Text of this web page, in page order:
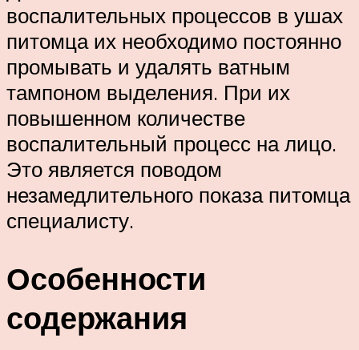
воспалительных процессов в ушах
питомца их необходимо постоянно
промывать и удалять ватным
тампоном выделения. При их
повышенном количестве
воспалительный процесс на лицо.
Это является поводом
незамедлительного показа питомца
специалисту.
Особенности
содержания